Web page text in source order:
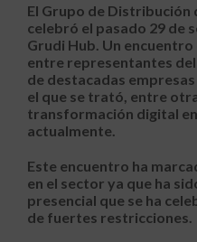
El Grupo de
celebró el pasado 29 de
Grudi Hub. Un
entre representantes
de destacadas
el que se trató, entre
transformación digital
actualmente.
Este encuentro ha
en el sector ya que ha
presencial que se ha
de fuertes restricciones.